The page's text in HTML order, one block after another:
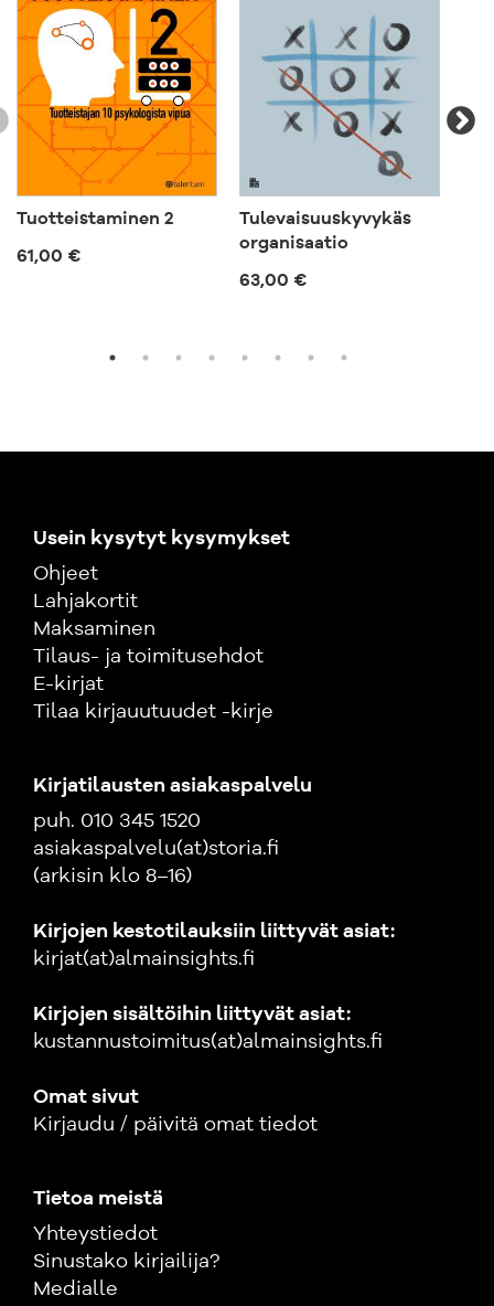
Tuotteistaminen 2
61,00 €
Tulevaisuuskyvykäs
organisaatio
63,00 €
Usein kysytyt kysymykset
Ohjeet
Lahjakortit
Maksaminen
Tilaus- ja toimitusehdot
E-kirjat
Tilaa kirjauutuudet -kirje
Kirjatilausten asiakaspalvelu
puh. 010 345 1520
asiakaspalvelu(at)storia.fi
(arkisin klo 8–16)
Kirjojen kestotilauksiin liittyvät asiat:
kirjat(at)almainsights.fi
Kirjojen sisältöihin liittyvät asiat:
kustannustoimitus(at)almainsights.fi
Omat sivut
Kirjaudu / päivitä omat tiedot
Tietoa meistä
Yhteystiedot
Sinustako kirjailija?
Medialle